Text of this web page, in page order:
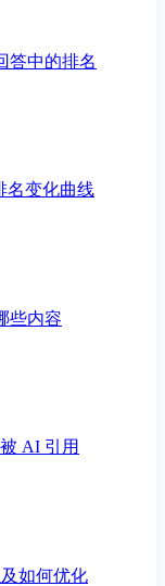
答中的排名
名变化曲线
些内容
AI 引用
如何优化